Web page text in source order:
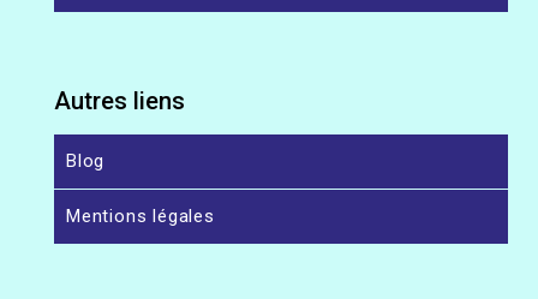
Autres liens
Blog
Mentions légales